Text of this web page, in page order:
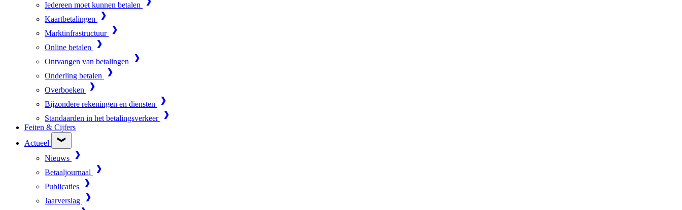
Iedereen moet kunnen betalen
Kaartbetalingen
Marktinfrastructuur
Online betalen
Ontvangen van betalingen
Onderling betalen
Overboeken
Bijzondere rekeningen en diensten
Standaarden in het betalingsverkeer
Feiten & Cijfers
Actueel
Nieuws
Betaaljournaal
Publicaties
Jaarverslag